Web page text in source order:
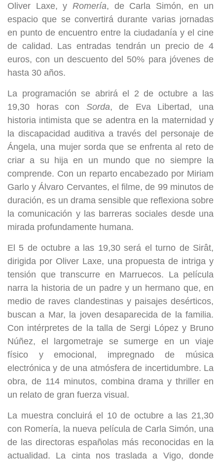
Oliver Laxe, y Romería, de Carla Simón, en un
espacio que se convertirá durante varias jornadas
en punto de encuentro entre la ciudadanía y el cine
de calidad. Las entradas tendrán un precio de 4
euros, con un descuento del 50% para jóvenes de
hasta 30 años.
La programación se abrirá el 2 de octubre a las
19,30 horas con Sorda, de Eva Libertad, una
historia intimista que se adentra en la maternidad y
la discapacidad auditiva a través del personaje de
Ángela, una mujer sorda que se enfrenta al reto de
criar a su hija en un mundo que no siempre la
comprende. Con un reparto encabezado por Miriam
Garlo y Álvaro Cervantes, el filme, de 99 minutos de
duración, es un drama sensible que reflexiona sobre
la comunicación y las barreras sociales desde una
mirada profundamente humana.
El 5 de octubre a las 19,30 será el turno de Sirât,
dirigida por Oliver Laxe, una propuesta de intriga y
tensión que transcurre en Marruecos. La película
narra la historia de un padre y un hermano que, en
medio de raves clandestinas y paisajes desérticos,
buscan a Mar, la joven desaparecida de la familia.
Con intérpretes de la talla de Sergi López y Bruno
Núñez, el largometraje se sumerge en un viaje
físico y emocional, impregnado de música
electrónica y de una atmósfera de incertidumbre. La
obra, de 114 minutos, combina drama y thriller en
un relato de gran fuerza visual.
La muestra concluirá el 10 de octubre a las 21,30
con Romería, la nueva película de Carla Simón, una
de las directoras españolas más reconocidas en la
actualidad. La cinta nos traslada a Vigo, donde